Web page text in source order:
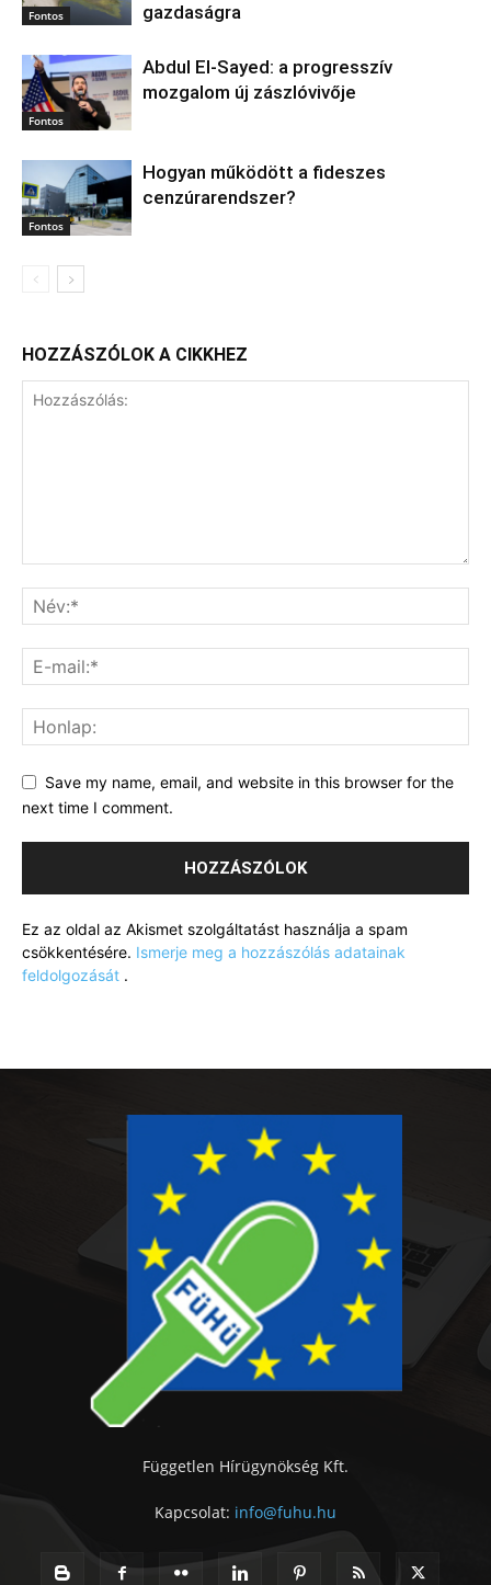
Fontos
gazdaságra
Fontos
Abdul El‑Sayed: a progresszív
mozgalom új zászlóvivője
Fontos
Hogyan működött a fideszes
cenzúrarendszer?
HOZZÁSZÓLOK A CIKKHEZ
Save my name, email, and website in this browser for the
next time I comment.
Ez az oldal az Akismet szolgáltatást használja a spam
csökkentésére. Ismerje meg a hozzászólás adatainak
feldolgozását .
Független Hírügynökség Kft.
Kapcsolat: info@fuhu.hu